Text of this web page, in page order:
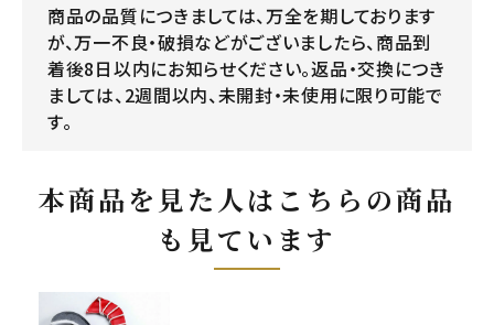
商品の品質につきましては、万全を期しております
が、万一不良・破損などがございましたら、商品到
着後8日以内にお知らせください。返品・交換につき
ましては、2週間以内、未開封・未使用に限り可能で
す。
本商品を見た人はこちらの商品
も見ています